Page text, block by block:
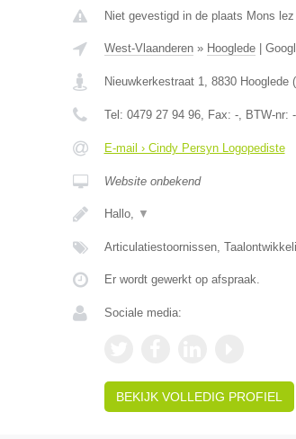
Niet gevestigd in de plaats Mons
West-Vlaanderen» Hooglede|
Nieuwkerkestraat 1, 8830 Hooglede(
Tel: 0479 27 94 96, Fax: -, BTW-nr: -
E-mail › Cindy Persyn Logopediste
Website onbekend
Hallo, ▼
Articulatiestoornissen,
Er wordt gewerkt op afspraak.
Sociale media:
BEKIJK VOLLEDIG PROFIEL